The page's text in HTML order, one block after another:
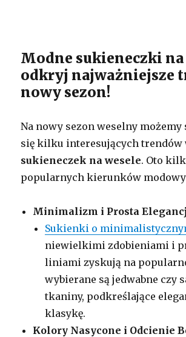
Modne sukieneczki na
odkryj najważniejsze
nowy sezon!
Na nowy sezon weselny możemy
się kilku interesujących trendów
sukieneczek na wesele. Oto
popularnych kierunków
Minimalizm i Prosta
Sukienki o
niewielkimi zdobieniami i
liniami zyskują na
wybierane są jedwabne czy
tkaniny, podkreślające
klasykę.
Kolory Nasycone i Odcienie